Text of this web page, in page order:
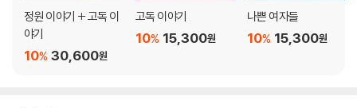
정원 이야기 + 고독 이
야기
30,600원
10%
고독 이야기
15,300원
10%
나쁜 여자들
15,300원
10%